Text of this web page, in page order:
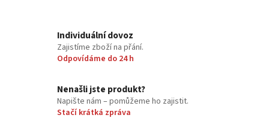
Individuální dovoz
Zajistíme zboží na přání.
Odpovídáme do 24 h
Nenašli jste produkt?
Napište nám – pomůžeme ho zajistit.
Stačí krátká zpráva